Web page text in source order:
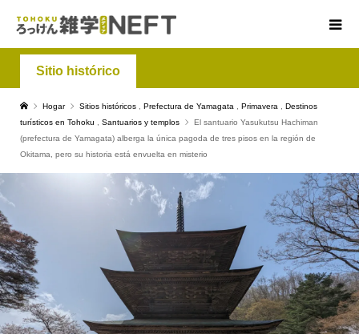
Sitio histórico
Hogar Sitios históricos Prefectura de Yamagata Primavera
Destinos
turísticos en Tohoku
Santuarios y templos
El santuario Yasukutsu Hachiman
(prefectura de Yamagata) alberga la única pagoda de tres pisos en la región de
Okitama, pero su historia está envuelta en misterio